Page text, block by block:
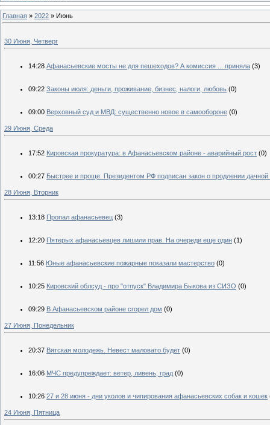
Главная » 2022 » Июнь
30 Июня, Четверг
14:28 Афанасьевские мосты не для пешеходов? А комиссия ... приняла (3)
09:22 Законы июля: деньги, проживание, бизнес, налоги, любовь (0)
09:00 Верховный суд и МВД: существенно новое в самообороне (0)
29 Июня, Среда
17:52 Кировская прокуратура: в Афанасьевском районе - аварийный рост (0)
00:27 Быстрее и проще. Президентом РФ подписан закон о продлении дачной
28 Июня, Вторник
13:18 Пропал афанасьевец (3)
12:20 Пятерых афанасьевцев лишили прав. На очереди еще один (1)
11:56 Юные афанасьевские пожарные показали мастерство (0)
10:25 Кировский облсуд - про "отпуск" Владимира Быкова из СИЗО (0)
09:29 В Афанасьевском районе сгорел дом (0)
27 Июня, Понедельник
20:37 Вятская молодежь. Невест маловато будет (0)
16:06 МЧС предупреждает: ветер, ливень, град (0)
10:26 27 и 28 июня - дни уколов и чипирования афанасьевских собак и кошек
24 Июня, Пятница